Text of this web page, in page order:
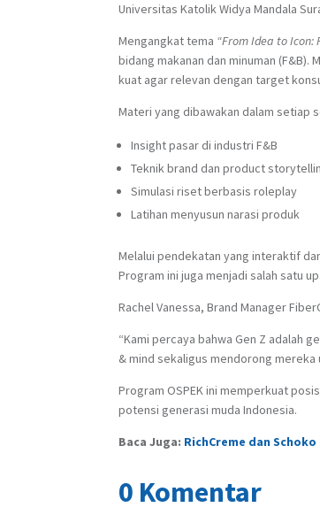
Universitas Katolik Widya Mandala
Mengangkat tema “From Idea to Icon:
bidang makanan dan minuman
kuat agar relevan dengan target
Materi yang dibawakan dalam setiap
Insight pasar di industri F&B
Teknik brand dan product
Simulasi riset berbasis roleplay
Latihan menyusun narasi produk
Melalui pendekatan yang interaktif
Program ini juga menjadi salah satu
Rachel Vanessa, Brand Manager
“Kami percaya bahwa Gen Z adalah
& mind sekaligus mendorong
Program OSPEK ini memperkuat
potensi generasi muda Indonesia.
Baca Juga: RichCreme dan
0 Komentar